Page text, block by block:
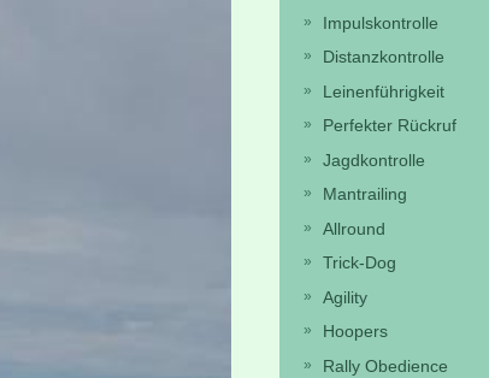
Impulskontrolle
Distanzkontrolle
Leinenführigkeit
Perfekter Rückruf
Jagdkontrolle
Mantrailing
Allround
Trick-Dog
Agility
Hoopers
Rally Obedience